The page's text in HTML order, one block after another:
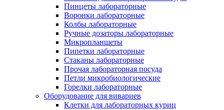
Пинцеты лабораторные
Воронки лабораторные
Колбы лабораторные
Ручные дозаторы лабораторные
Микропланшеты
Пипетки лабораторные
Стаканы лабораторные
Прочая лабораторная посуда
Петли микробиологические
Горелки лабораторные
Оборудование для вивариев
Клетки для лабораторных куриц